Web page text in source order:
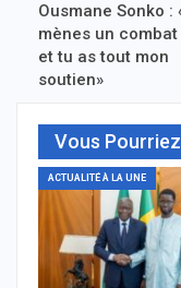
Ousmane Sonko :
mènes un
et tu as tout mon
soutien»
Vous
ACTUALITÉ À LA UNE